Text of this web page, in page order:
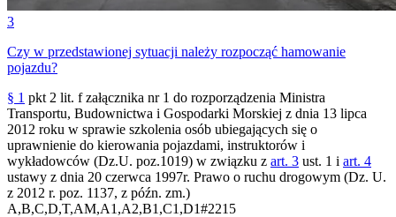
3
Czy w przedstawionej sytuacji należy rozpocząć hamowanie
pojazdu?
§ 1 pkt 2 lit. f załącznika nr 1 do rozporządzenia Ministra
Transportu, Budownictwa i Gospodarki Morskiej z dnia 13 lipca
2012 roku w sprawie szkolenia osób ubiegających się o
uprawnienie do kierowania pojazdami, instruktorów i
wykładowców (Dz.U. poz.1019) w związku z art. 3 ust. 1 i art. 4
ustawy z dnia 20 czerwca 1997r. Prawo o ruchu drogowym (Dz. U.
z 2012 r. poz. 1137, z późn. zm.)
A,B,C,D,T,AM,A1,A2,B1,C1,D1#2215